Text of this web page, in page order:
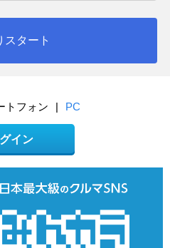
スタート
トフォン | PC
イン